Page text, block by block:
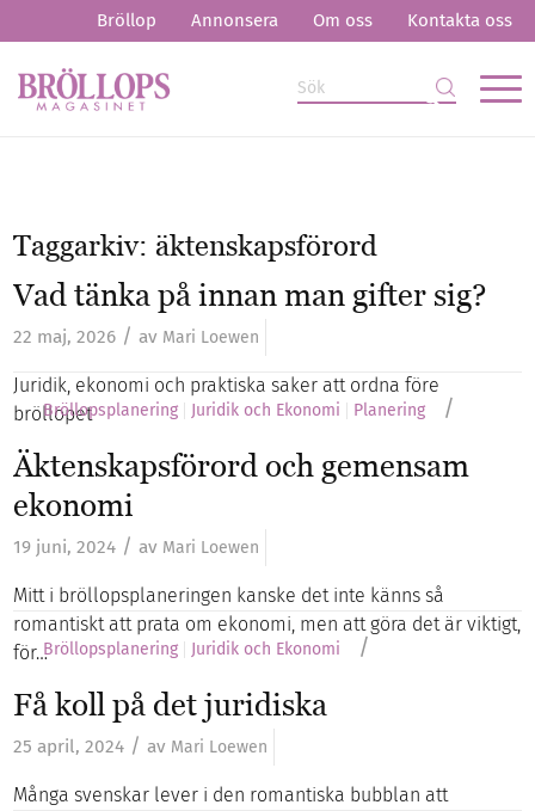
Bröllop Annonsera Om oss Kontakta oss
Taggarkiv: äktenskapsförord
Vad tänka på innan man gifter sig?
22 maj, 2026 / av Mari Loewen
Juridik, ekonomi och praktiska saker att ordna före
bröllopet
Bröllopsplanering Juridik och Ekonomi Planering /
Äktenskapsförord och gemensam
ekonomi
19 juni, 2024 / av Mari Loewen
Mitt i bröllopsplaneringen kanske det inte känns så
romantiskt att prata om ekonomi, men att göra det är viktigt,
för…Bröllopsplanering Juridik och Ekonomi /
Få koll på det juridiska
25 april, 2024 / av Mari Loewen
Många svenskar lever i den romantiska bubblan att